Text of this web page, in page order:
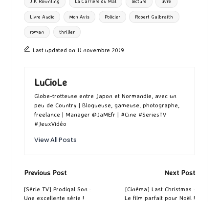
k
n
er
J.K Rownling La Carrière du Mal lecture livre
Livre Audio Mon Avis Policier Robert Galbraith
roman thriller
Last updated on 11 novembre 2019
LuCioLe
Globe-trotteuse entre Japon et Normandie, avec un
peu de Country | Blogueuse, gameuse, photographe,
freelance | Manager @JaMEfr | #Cine #SeriesTV
#JeuxVidéo
View All Posts
Post
navigation
Previous Post
[Série TV] Prodigal Son :
Une excellente série !
Next Post
[Cinéma] Last Christmas :
Le film parfait pour Noël !